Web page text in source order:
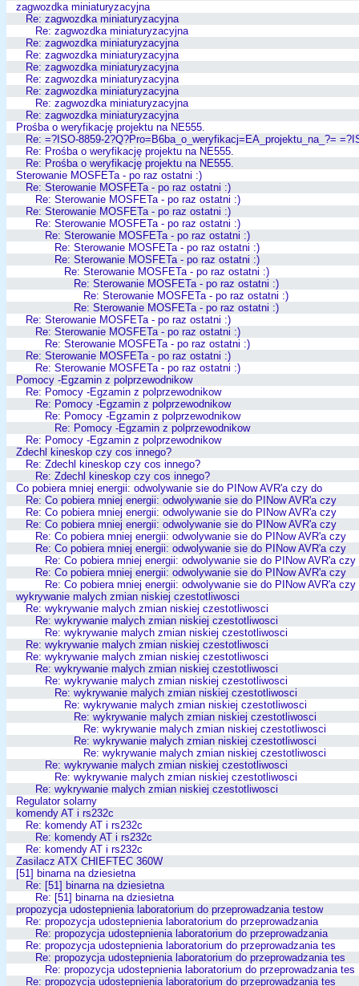
zagwozdka miniaturyzacyjna
Re: zagwozdka miniaturyzacyjna
Re: zagwozdka miniaturyzacyjna
Re: zagwozdka miniaturyzacyjna
Re: zagwozdka miniaturyzacyjna
Re: zagwozdka miniaturyzacyjna
Re: zagwozdka miniaturyzacyjna
Re: zagwozdka miniaturyzacyjna
Re: zagwozdka miniaturyzacyjna
Re: zagwozdka miniaturyzacyjna
Prośba o weryfikację projektu na NE555.
Re: =?ISO-8859-2?Q?Pro=B6ba_o_weryfikacj=EA_projektu_na_?=
Re: Prośba o weryfikację projektu na NE555.
Re: Prośba o weryfikację projektu na NE555.
Sterowanie MOSFETa - po raz ostatni :)
Re: Sterowanie MOSFETa - po raz ostatni :)
Re: Sterowanie MOSFETa - po raz ostatni :)
Re: Sterowanie MOSFETa - po raz ostatni :)
Re: Sterowanie MOSFETa - po raz ostatni :)
Re: Sterowanie MOSFETa - po raz ostatni :)
Re: Sterowanie MOSFETa - po raz ostatni :)
Re: Sterowanie MOSFETa - po raz ostatni :)
Re: Sterowanie MOSFETa - po raz ostatni :)
Re: Sterowanie MOSFETa - po raz ostatni :)
Re: Sterowanie MOSFETa - po raz ostatni :)
Re: Sterowanie MOSFETa - po raz ostatni :)
Re: Sterowanie MOSFETa - po raz ostatni :)
Re: Sterowanie MOSFETa - po raz ostatni :)
Re: Sterowanie MOSFETa - po raz ostatni :)
Re: Sterowanie MOSFETa - po raz ostatni :)
Re: Sterowanie MOSFETa - po raz ostatni :)
Pomocy -Egzamin z polprzewodnikow
Re: Pomocy -Egzamin z polprzewodnikow
Re: Pomocy -Egzamin z polprzewodnikow
Re: Pomocy -Egzamin z polprzewodnikow
Re: Pomocy -Egzamin z polprzewodnikow
Re: Pomocy -Egzamin z polprzewodnikow
Zdechl kineskop czy cos innego?
Re: Zdechl kineskop czy cos innego?
Re: Zdechl kineskop czy cos innego?
Co pobiera mniej energii: odwolywanie sie do PINow AVR'a czy do
Re: Co pobiera mniej energii: odwolywanie sie do PINow AVR'a czy
Re: Co pobiera mniej energii: odwolywanie sie do PINow AVR'a czy
Re: Co pobiera mniej energii: odwolywanie sie do PINow AVR'a czy
Re: Co pobiera mniej energii: odwolywanie sie do PINow AVR'a czy
Re: Co pobiera mniej energii: odwolywanie sie do PINow AVR'a czy
Re: Co pobiera mniej energii: odwolywanie sie do PINow AVR'a czy
Re: Co pobiera mniej energii: odwolywanie sie do PINow AVR'a czy
Re: Co pobiera mniej energii: odwolywanie sie do PINow AVR'a czy
wykrywanie malych zmian niskiej czestotliwosci
Re: wykrywanie malych zmian niskiej czestotliwosci
Re: wykrywanie malych zmian niskiej czestotliwosci
Re: wykrywanie malych zmian niskiej czestotliwosci
Re: wykrywanie malych zmian niskiej czestotliwosci
Re: wykrywanie malych zmian niskiej czestotliwosci
Re: wykrywanie malych zmian niskiej czestotliwosci
Re: wykrywanie malych zmian niskiej czestotliwosci
Re: wykrywanie malych zmian niskiej czestotliwosci
Re: wykrywanie malych zmian niskiej czestotliwosci
Re: wykrywanie malych zmian niskiej czestotliwosci
Re: wykrywanie malych zmian niskiej czestotliwosci
Re: wykrywanie malych zmian niskiej czestotliwosci
Re: wykrywanie malych zmian niskiej czestotliwosci
Re: wykrywanie malych zmian niskiej czestotliwosci
Re: wykrywanie malych zmian niskiej czestotliwosci
Re: wykrywanie malych zmian niskiej czestotliwosci
Regulator solarny
komendy AT i rs232c
Re: komendy AT i rs232c
Re: komendy AT i rs232c
Re: komendy AT i rs232c
Zasilacz ATX CHIEFTEC 360W
[51] binarna na dziesietna
Re: [51] binarna na dziesietna
Re: [51] binarna na dziesietna
propozycja udostepnienia laboratorium do przeprowadzania testow
Re: propozycja udostepnienia laboratorium do przeprowadzania
Re: propozycja udostepnienia laboratorium do przeprowadzania
Re: propozycja udostepnienia laboratorium do przeprowadzania tes
Re: propozycja udostepnienia laboratorium do przeprowadzania tes
Re: propozycja udostepnienia laboratorium do przeprowadzania tes
Re: propozycja udostepnienia laboratorium do przeprowadzania tes